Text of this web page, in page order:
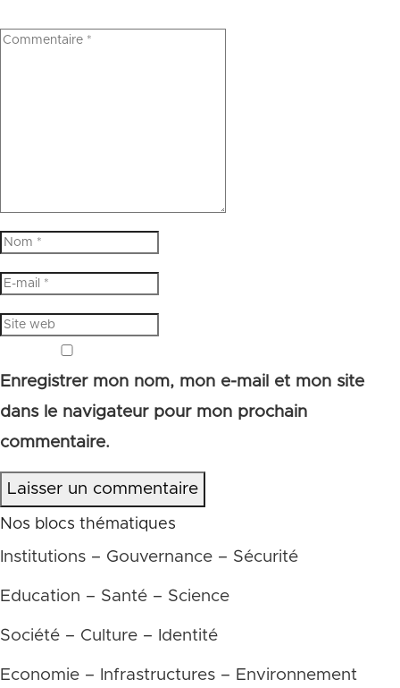
Enregistrer mon nom, mon e-mail et mon site
dans le navigateur pour mon prochain
commentaire.
Laisser un commentaire
Nos blocs thématiques
Institutions – Gouvernance – Sécurité
Education – Santé – Science
Société – Culture – Identité
Economie – Infrastructures – Environnement